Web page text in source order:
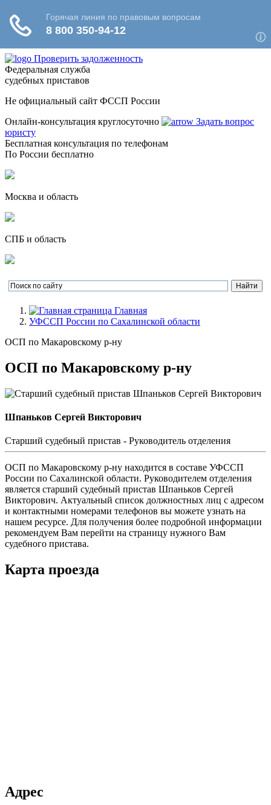
Проверить задолженность
Федеральная служба
судебных приставов
Не официальный сайт ФССП России
Онлайн-консультация круглосуточно
Задать вопрос
юристу
Бесплатная консультация по телефонам
По России бесплатно
Москва и область
СПБ и область
Главная
УФССП России по Сахалинской области
ОСП по Макаровскому р-ну
ОСП по Макаровскому р-ну
Шпаньков Сергей Викторович
Cтарший судебный пристав - Руководитель отделения
ОСП по Макаровскому р-ну находится в составе УФССП
России по Сахалинской области. Руководителем отделения
является старший судебный пристав Шпаньков Сергей
Викторович. Актуальный список должностных лиц с адресом
и контактными номерами телефонов вы можете узнать на
нашем ресурсе. Для получения более подробной информации
рекомендуем Вам перейти на страницу нужного Вам
судебного пристава.
Карта проезда
Адрес